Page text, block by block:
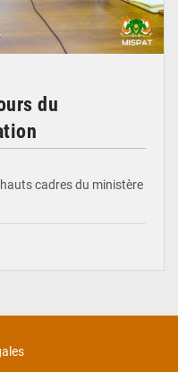
du
cadres du ministère